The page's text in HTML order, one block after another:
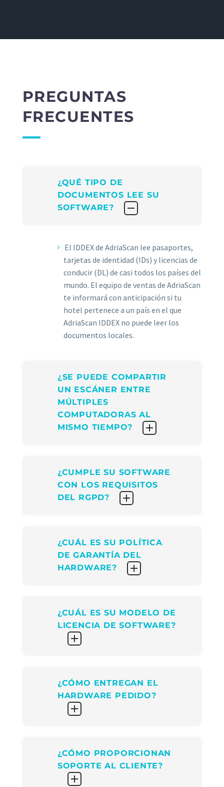
PREGUNTAS
FRECUENTES
¿QUÉ TIPO DE
DOCUMENTOS LEE SU
SOFTWARE?
El IDDEX de AdriaScan lee pasaportes,
tarjetas de identidad (IDs) y licencias de
conducir (DL) de casi todos los países del
mundo. El equipo de ventas de AdriaScan
te informará con anticipación si tu
hotel pertenece a un país en el que
AdriaScan IDDEX no puede leer los
documentos locales.
¿SE PUEDE COMPARTIR
UN ESCÁNER ENTRE
MÚLTIPLES
COMPUTADORAS AL
MISMO TIEMPO?
¿CUMPLE SU SOFTWARE
CON LOS REQUISITOS
DEL RGPD?
¿CUÁL ES SU POLÍTICA
DE GARANTÍA DEL
HARDWARE?
¿CUÁL ES SU MODELO DE
LICENCIA DE SOFTWARE?
¿CÓMO ENTREGAN EL
HARDWARE PEDIDO?
¿CÓMO PROPORCIONAN
SOPORTE AL CLIENTE?